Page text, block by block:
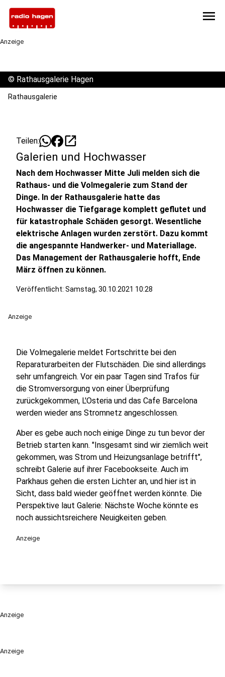
menu
Anzeige
Anzeige
© Rathausgalerie Hagen
Rathausgalerie
Teilen: open_in_new
Galerien und Hochwasser
Nach dem Hochwasser Mitte Juli melden sich die
Rathaus- und die Volmegalerie zum Stand der
Dinge. In der Rathausgalerie hatte das
Hochwasser die Tiefgarage komplett geflutet und
für katastrophale Schäden gesorgt. Wesentliche
elektrische Anlagen wurden zerstört. Dazu kommt
die angespannte Handwerker- und Materiallage.
Das Management der Rathausgalerie hofft, Ende
März öffnen zu können.
Veröffentlicht: Samstag, 30.10.2021 10:28
Anzeige
Die Volmegalerie meldet Fortschritte bei den
Reparaturarbeiten der Flutschäden. Die sind allerdings
sehr umfangreich. Vor ein paar Tagen sind Trafos für
die Stromversorgung von einer Überprüfung
zurückgekommen, L'Osteria und das Cafe Barcelona
werden wieder ans Stromnetz angeschlossen.
Aber es gebe auch noch einige Dinge zu tun bevor der
Betrieb starten kann. "Insgesamt sind wir ziemlich weit
gekommen, was Strom und Heizungsanlage betrifft",
schreibt Galerie auf ihrer Facebookseite. Auch im
Parkhaus gehen die ersten Lichter an, und hier ist in
Sicht, dass bald wieder geöffnet werden könnte. Die
Perspektive laut Galerie: Nächste Woche könnte es
noch aussichtsreichere Neuigkeiten geben.
Anzeige
Anzeige